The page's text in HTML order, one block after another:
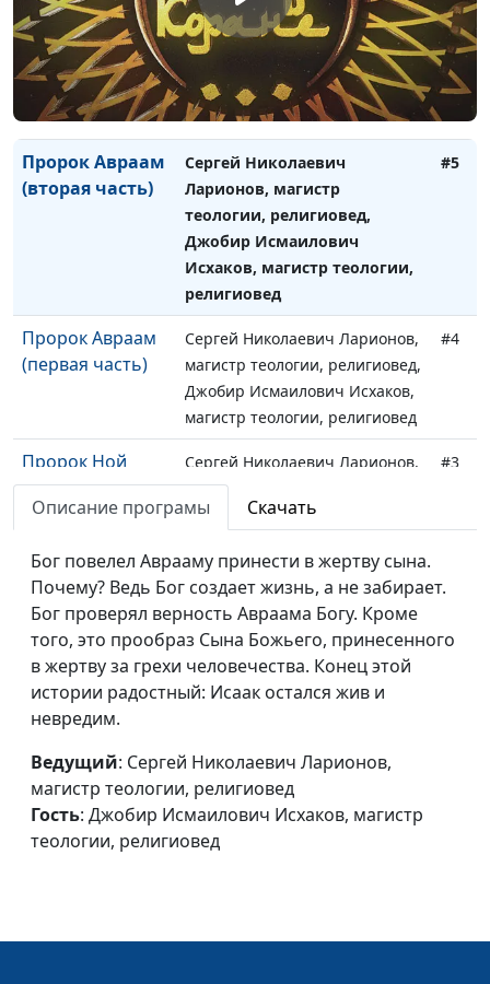
Сны Иосифа и
воля Божья
Сергей Николаевич Ларионов,
магистр теологии, религиовед,
Джобир Исмаилович Исхаков,
магистр теологии, религиовед
#6
Пророк Авраам
(вторая часть)
Сергей Николаевич
Ларионов, магистр
теологии, религиовед,
Джобир Исмаилович
Исхаков, магистр теологии,
религиовед
#5
Пророк Авраам
(первая часть)
Сергей Николаевич Ларионов,
магистр теологии, религиовед,
Джобир Исмаилович Исхаков,
магистр теологии, религиовед
#4
Пророк Ной
Сергей Николаевич Ларионов,
магистр теологии, религиовед,
Джобир Исмаилович Исхаков,
#3
Первый пророк
Сергей Николаевич Ларионов,
магистр теологии, религиовед,
Джобир Исмаилович Исхаков,
магистр теологии, религиовед
#2
Пророки и
знамения
Джобир Исмаилович Исхаков,
магистр теологии, религиовед
Описание програмы Скачать
Бог повелел Аврааму принести в жертву сына.
Почему? Ведь Бог создает жизнь, а не забирает.
Бог проверял верность Авраама Богу. Кроме
того, это прообраз Сына Божьего, принесенного
в жертву за грехи человечества. Конец этой
истории радостный: Исаак остался жив и
невредим.
Ведущий: Сергей Николаевич Ларионов,
магистр теологии, религиовед
Гость: Джобир Исмаилович Исхаков, магистр
теологии, религиовед